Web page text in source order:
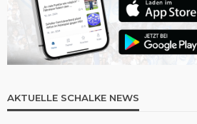
AKTUELLE SCHALKE NEWS